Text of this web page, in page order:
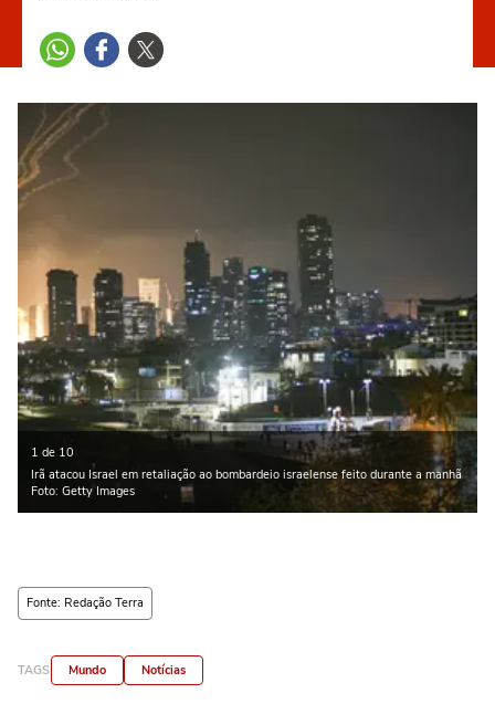
1 de 10
Irã atacou Israel em retaliação ao bombardeio israelense feito durante a manhã
Foto: Getty Images
Fonte: Redação Terra
TAGS Mundo Notícias